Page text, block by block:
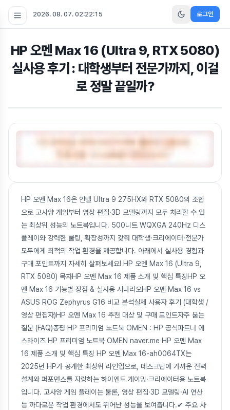
2026. 08. 07. 02:22:16 로그인
HP 오멘 Max 16 (Ultra 9, RTX 5080)
실사용 후기 : 대학생부터 전문가까지, 이걸
로 정말 끝일까?
HP 오멘 Max 16은 인텔 Ultra 9 275HX와 RTX 5080의 조합
으로 고사양 게임부터 영상 편집·3D 모델링까지 모두 처리할 수 있
는 최상위 성능의 노트북입니다. 500니트 WQXGA 240Hz 디스
플레이와 강력한 쿨링, 확장성까지 갖춰 대학생·크리에이터·전문가
모두에게 최적의 작업 환경을 제공합니다. 아래에서 실사용 경험과
구매 포인트까지 자세히 살펴보세요! HP 오멘 Max 16 (Ultra 9,
RTX 5080) 목차HP 오멘 Max 16 제품 소개 및 핵심 특징HP 오
멘 Max 16 기능별 장점 & 실사용 시나리오HP 오멘 Max 16 vs
ASUS ROG Zephyrus G16 비교 분석실제 사용자 후기 (대학생 /
영상 편집자)HP 오멘 Max 16 추천 대상 및 구매 포인트자주 묻는
질문 (FAQ)총평 HP 프리미엄 노트북 OMEN : HP 공식파트너 에
스라이즈 HP 프리미엄 노트북 OMEN naver.me HP 오멘 Max
16 제품 소개 및 핵심 특징 HP 오멘 Max 16-ah0064TX는
2025년 HP가 공개한 최상위 라인업으로, 데스크탑에 가까운 전력
설계와 퍼포먼스를 자랑하는 하이엔드 게이밍·크리에이터용 노트북
입니다. 고사양 게임 플레이는 물론, 영상 편집·3D 모델링·AI 연산
등 까다로운 작업 환경에서도 뛰어난 성능을 보여줍니다.✔ 주요 사